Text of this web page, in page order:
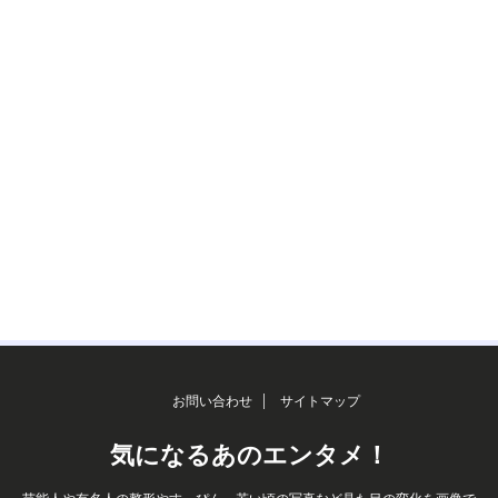
お問い合わせ サイトマップ
気になるあのエンタメ！